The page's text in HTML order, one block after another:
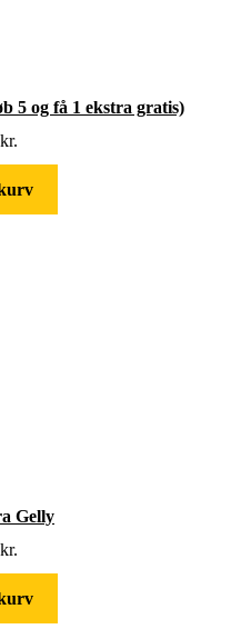
5 og få 1 ekstra gratis)
kr.
Gelly
kr.